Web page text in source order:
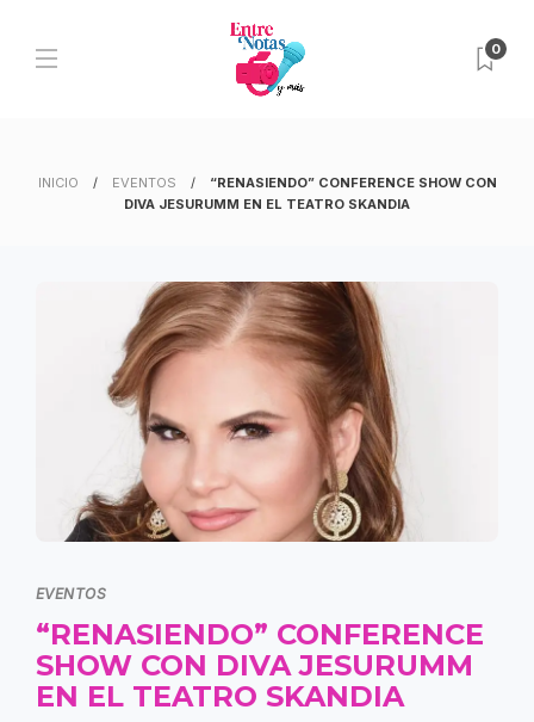
0
INICIO EVENTOS
“RENASIENDO” CONFERENCE SHOW CON
DIVA JESURUMM EN EL TEATRO SKANDIA
EVENTOS
“RENASIENDO” CONFERENCE
SHOW CON DIVA JESURUMM
EN EL TEATRO SKANDIA